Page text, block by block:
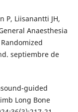
P, Liisanantti JH,
Anaesthesia
septiembre de
guided
Long Bone